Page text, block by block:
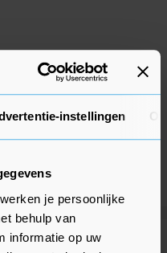
instellingen
je persoonlijke
behulp van
informatie op uw